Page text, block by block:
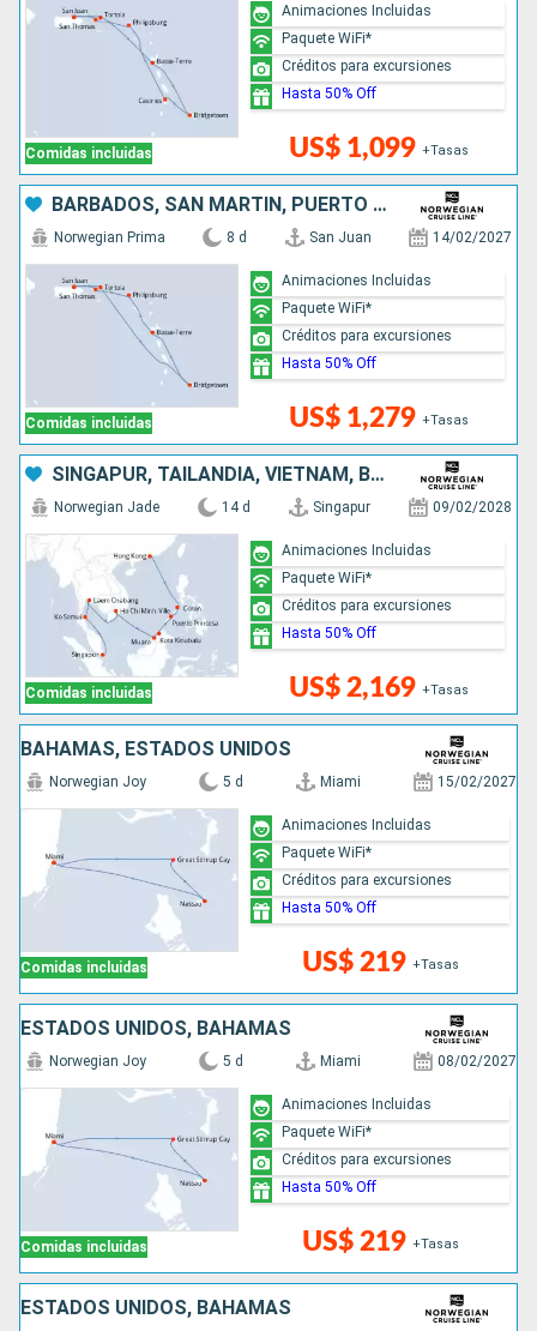
Comidas incluidas US$ 1,099 +Tasas
Animaciones Incluidas
Paquete WiFi*
Créditos para excursiones
Hasta 50% Off
BARBADOS, SAN MARTÍN, PUERTO RICO
Comidas incluidas
Norwegian Prima 8 d San Juan 14/02/2027
US$ 1,279 +Tasas
Animaciones Incluidas
Paquete WiFi*
Créditos para excursiones
Hasta 50% Off
SINGAPUR, TAILANDIA, VIETNAM, BRUNEI, MALASIA, FILIPINAS, CHINA
Comidas incluidas
Norwegian Jade 14 d Singapur 09/02/2028
US$ 2,169 +Tasas
Animaciones Incluidas
Paquete WiFi*
Créditos para excursiones
Hasta 50% Off
BAHAMAS, ESTADOS UNIDOS
Comidas incluidas
Norwegian Joy 5 d Miami 15/02/2027
US$ 219 +Tasas
Animaciones Incluidas
Paquete WiFi*
Créditos para excursiones
Hasta 50% Off
ESTADOS UNIDOS, BAHAMAS
Comidas incluidas
Norwegian Joy 5 d Miami 08/02/2027
US$ 219 +Tasas
Animaciones Incluidas
Paquete WiFi*
Créditos para excursiones
Hasta 50% Off
ESTADOS UNIDOS, BAHAMAS